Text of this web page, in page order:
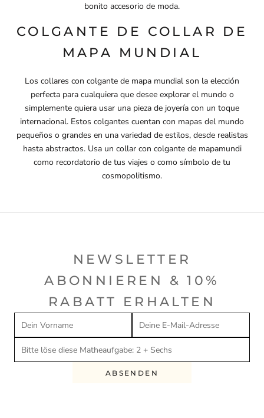
bonito accesorio de moda.
COLGANTE DE COLLAR DE
MAPA MUNDIAL
Los collares con colgante de mapa mundial son la elección
perfecta para cualquiera que desee explorar el mundo o
simplemente quiera usar una pieza de joyería con un toque
internacional. Estos colgantes cuentan con mapas del mundo
pequeños o grandes en una variedad de estilos, desde realistas
hasta abstractos. Usa un collar con colgante de mapamundi
como recordatorio de tus viajes o como símbolo de tu
cosmopolitismo.
NEWSLETTER
ABONNIEREN & 10%
RABATT ERHALTEN
ABSENDEN